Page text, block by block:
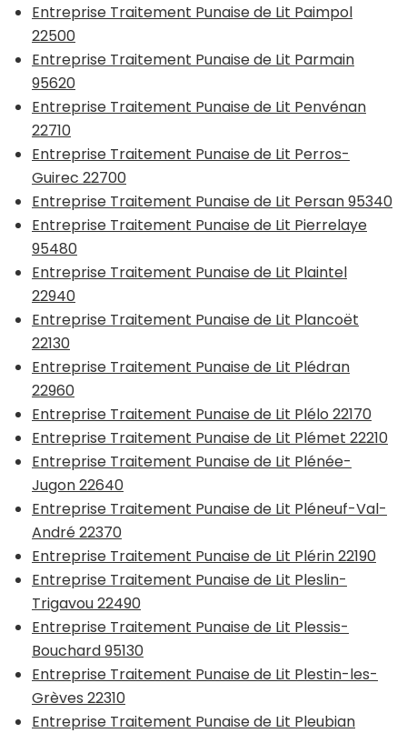
Entreprise Traitement Punaise de Lit Paimpol
22500
Entreprise Traitement Punaise de Lit Parmain
95620
Entreprise Traitement Punaise de Lit Penvénan
22710
Entreprise Traitement Punaise de Lit Perros-
Guirec 22700
Entreprise Traitement Punaise de Lit Persan 95340
Entreprise Traitement Punaise de Lit Pierrelaye
95480
Entreprise Traitement Punaise de Lit Plaintel
22940
Entreprise Traitement Punaise de Lit Plancoët
22130
Entreprise Traitement Punaise de Lit Plédran
22960
Entreprise Traitement Punaise de Lit Plélo 22170
Entreprise Traitement Punaise de Lit Plémet 22210
Entreprise Traitement Punaise de Lit Plénée-
Jugon 22640
Entreprise Traitement Punaise de Lit Pléneuf-Val-
André 22370
Entreprise Traitement Punaise de Lit Plérin 22190
Entreprise Traitement Punaise de Lit Pleslin-
Trigavou 22490
Entreprise Traitement Punaise de Lit Plessis-
Bouchard 95130
Entreprise Traitement Punaise de Lit Plestin-les-
Grèves 22310
Entreprise Traitement Punaise de Lit Pleubian